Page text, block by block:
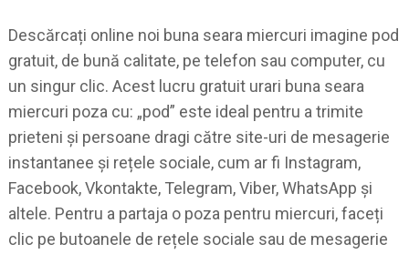
Descărcați online noi buna seara miercuri imagine pod
gratuit, de bună calitate, pe telefon sau computer, cu
un singur clic. Acest lucru gratuit urari buna seara
miercuri poza cu: „pod” este ideal pentru a trimite
prieteni și persoane dragi către site-uri de mesagerie
instantanee și rețele sociale, cum ar fi Instagram,
Facebook, Vkontakte, Telegram, Viber, WhatsApp și
altele. Pentru a partaja o poza pentru miercuri, faceți
clic pe butoanele de rețele sociale sau de mesagerie